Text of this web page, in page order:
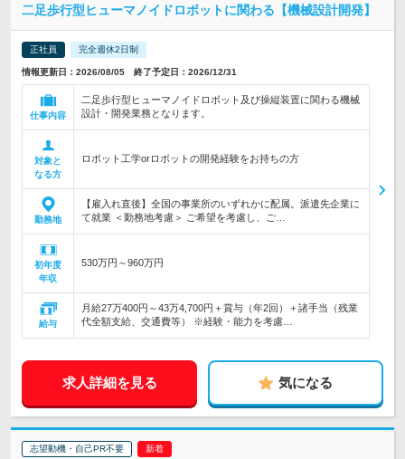
二足歩行型ヒューマノイドロボットに関わる【機械設計開発】
正社員 完全週休2日制
情報更新日：2026/08/05 終了予定日：2026/12/31
仕事内容
二足歩行型ヒューマノイドロボット及び操縦装置に関わる機械
設計・開発業務となります。
対象と
なる方
ロボット工学orロボットの開発経験をお持ちの方
勤務地
【雇入れ直後】全国の事業所のいずれかに配属。派遣先企業に
て就業 ＜勤務地考慮＞ ご希望を考慮し、ご…
初年度
年収
530万円～960万円
給与
月給27万400円～43万4,700円＋賞与（年2回）＋諸手当（残業
代全額支給、交通費等） ※経験・能力を考慮…
求人詳細を見る 気になる
志望動機・自己PR不要